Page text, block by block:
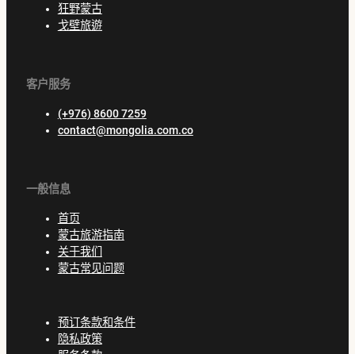
狂野蒙古
戈壁旅遊
客户服务
(+976) 8600 7259
contact@mongolia.com.co
一般信息
首页
蒙古旅游指南
关于我们
蒙古常见问题
预订条款和条件
隐私政策